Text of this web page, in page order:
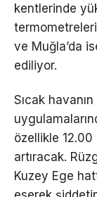
kentlerinde
ve Muğla’da
ediliyor.
Sıcak
özellikle 12.00
artıracak.
Kuzey Ege